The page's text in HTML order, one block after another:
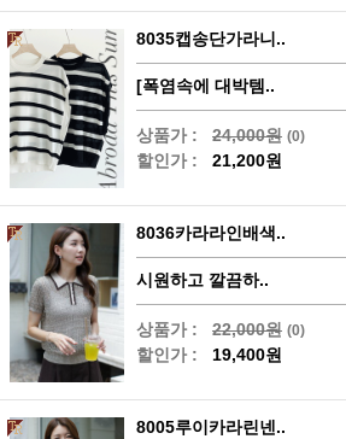
8035캡송단가라니..
[폭염속에 대박템..
상품가 : 24,000원 (0)
할인가 : 21,200원
8036카라라인배색..
시원하고 깔끔하..
상품가 : 22,000원 (0)
할인가 : 19,400원
8005루이카라린넨..